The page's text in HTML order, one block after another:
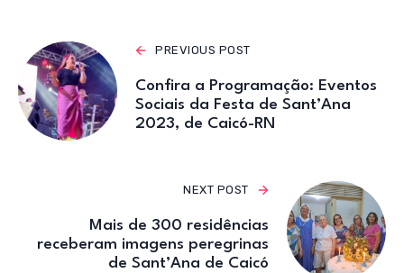
k
PREVIOUS POST
Confira a Programação: Eventos
Sociais da Festa de Sant’Ana
2023, de Caicó-RN
NEXT POST
Mais de 300 residências
receberam imagens peregrinas
de Sant’Ana de Caicó